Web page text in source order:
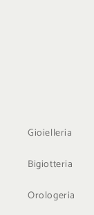
Gioielleria
Bigiotteria
Orologeria